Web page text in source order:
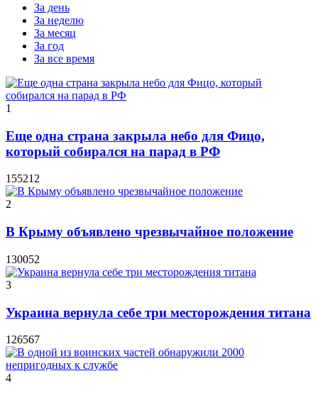
За день
За неделю
За месяц
За год
За все время
1
Еще одна страна закрыла небо для Фицо,
который собирался на парад в РФ
155212
2
В Крыму объявлено чрезвычайное положение
130052
3
Украина вернула себе три месторождения титана
126567
4